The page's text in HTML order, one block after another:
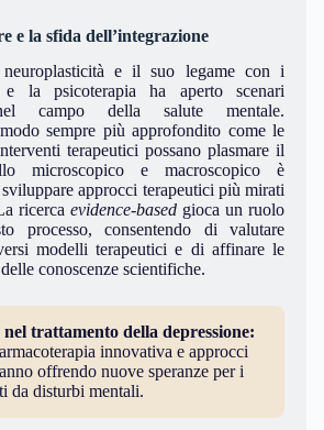
e la sfida dell’integrazione
e il suo legame con i
la psicoterapia ha aperto scenari
campo della salute mentale.
sempre più approfondito come le
terapeutici possano plasmare il
microscopico e macroscopico è
approcci terapeutici più mirati
ricercaevidence-based gioca un ruolo
processo, consentendo di valutare
modelli terapeutici e di affinare le
conoscenze scientifiche.
trattamento della depressione:
innovativa e approcci
offrendo nuove speranze per i
da disturbi mentali.